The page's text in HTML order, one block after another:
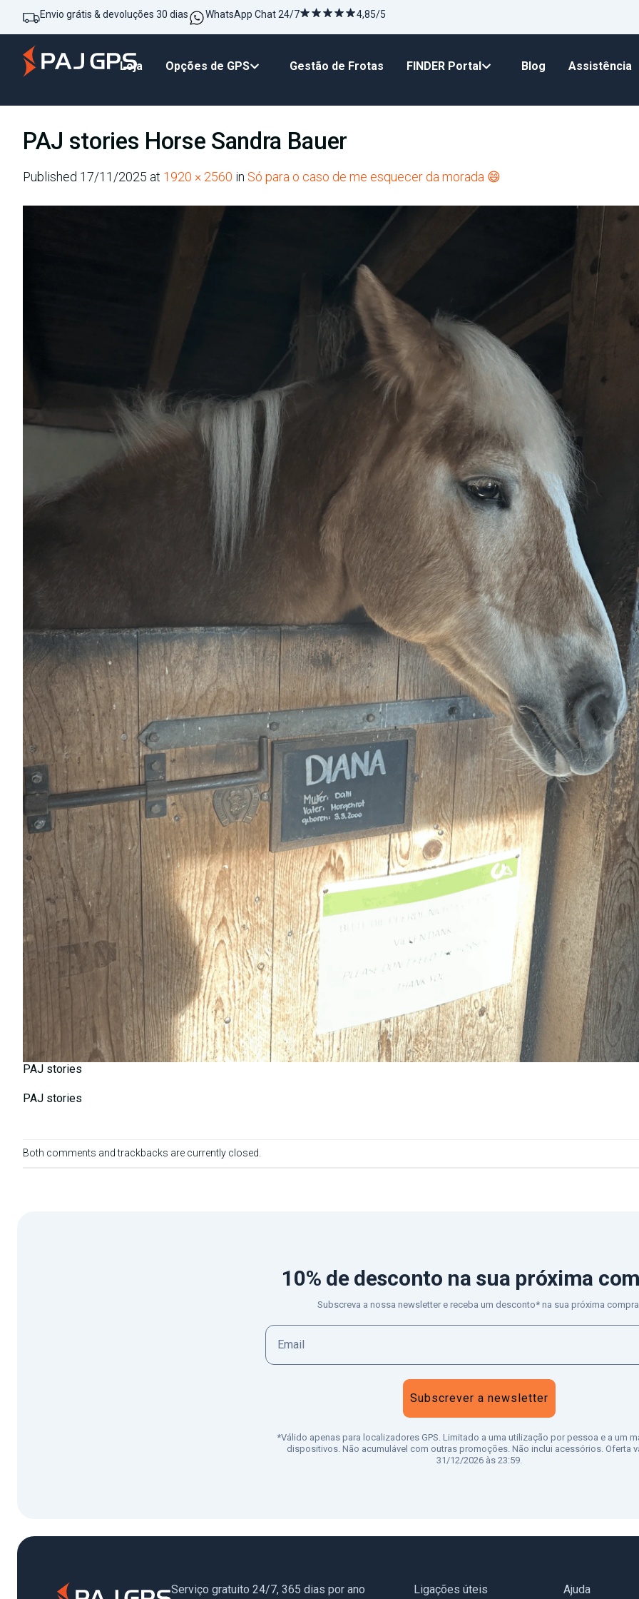
Envio grátis & devoluções 30 dias WhatsApp Chat 24/7 4,85/5
Loja Opções de GPS Gestão de Frotas FINDER Portal Blog Assistência
PAJ stories Horse Sandra Bauer
Published 17/11/2025 at 1920 × 2560 in Só para o caso de me esquecer da morada 😄
PAJ stories
PAJ stories
Both comments and trackbacks are currently closed.
10% de desconto na sua próxima
Subscreva a nossa newsletter e receba um desconto* na sua próxima
Subscrever a newsletter
*Válido apenas para localizadores GPS. Limitado a uma utilização por pessoa e a um
dispositivos. Não acumulável com outras promoções. Não inclui acessórios. Oferta
31/12/2026 às 23:59.
Serviço gratuito 24/7, 365 dias por ano
Ligações úteis
Ajuda